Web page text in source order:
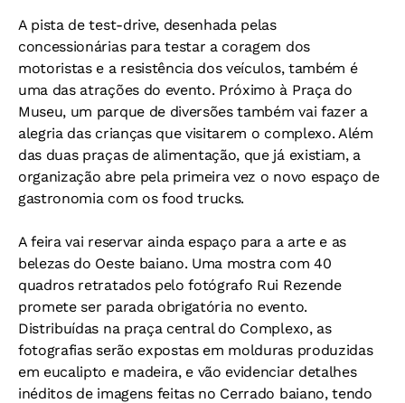
A pista de test-drive, desenhada pelas
concessionárias para testar a coragem dos
motoristas e a resistência dos veículos, também é
uma das atrações do evento. Próximo à Praça do
Museu, um parque de diversões também vai fazer a
alegria das crianças que visitarem o complexo. Além
das duas praças de alimentação, que já existiam, a
organização abre pela primeira vez o novo espaço de
gastronomia com os food trucks.
A feira vai reservar ainda espaço para a arte e as
belezas do Oeste baiano. Uma mostra com 40
quadros retratados pelo fotógrafo Rui Rezende
promete ser parada obrigatória no evento.
Distribuídas na praça central do Complexo, as
fotografias serão expostas em molduras produzidas
em eucalipto e madeira, e vão evidenciar detalhes
inéditos de imagens feitas no Cerrado baiano, tendo